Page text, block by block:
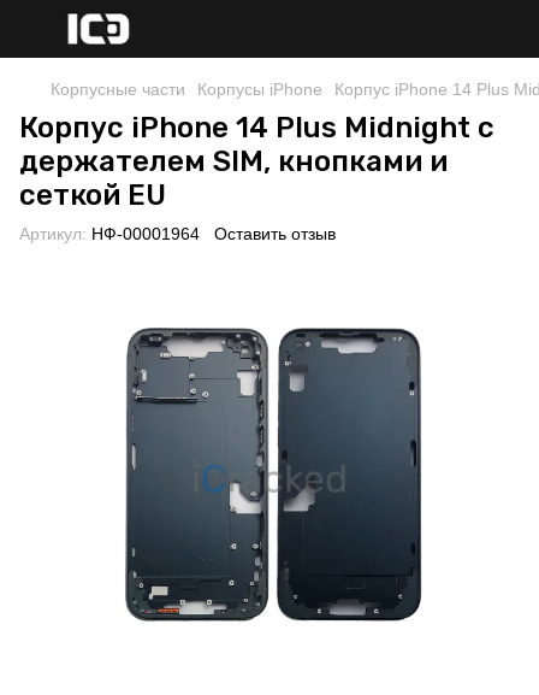
Корпусные части Корпусы iPhone Корпус iPhone 14 Plus
Корпус iPhone 14 Plus Midnight с
держателем SIM, кнопками и
сеткой EU
Артикул: НФ-00001964 Оставить отзыв